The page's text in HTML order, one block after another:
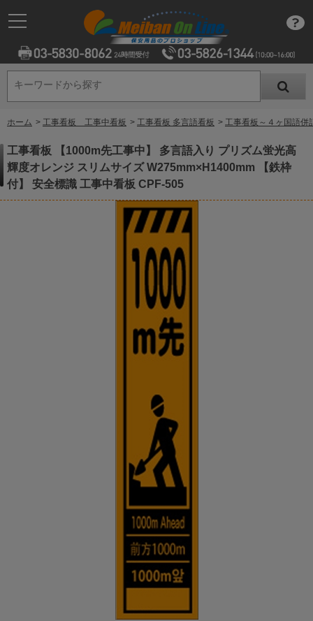
キーワードから探す
キーワードから探す
ホーム > 工事看板 工事中看板 > 工事看板 多言語看板 > 工事看板～４ヶ国語併
工事看板 【1000m先工事中】 多言語入り プリズム蛍光高
輝度オレンジ スリムサイズ W275mm×H1400mm 【鉄枠
付】 安全標識 工事中看板 CPF-505